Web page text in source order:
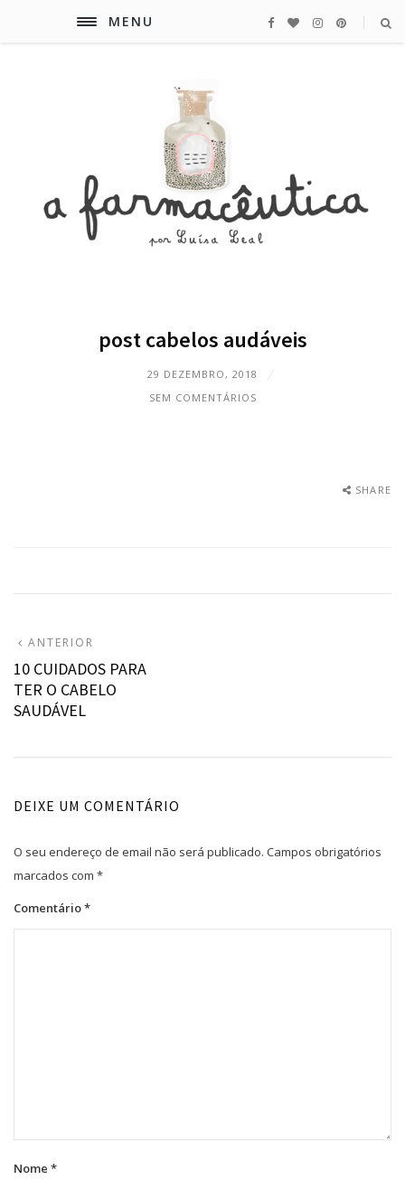
MENU
post cabelos audáveis
29 DEZEMBRO, 2018
SEM COMENTÁRIOS
SHARE
Navegação
de
artigos
ANTERIOR
ANTERIOR:
10 CUIDADOS PARA
TER O CABELO
SAUDÁVEL
DEIXE UM COMENTÁRIO
O seu endereço de email não será publicado. Campos obrigatórios
marcados com *
Comentário*
Nome *